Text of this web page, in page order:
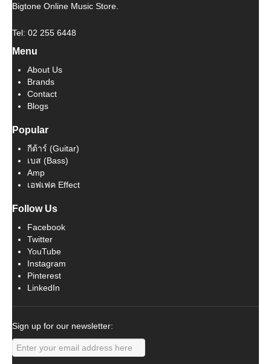
Bigtone Online Music Store.
Tel: 02 255 6448
Menu
About Us
Brands
Contact
Blogs
Popular
กีต้าร์ (Guitar)
เบส (Bass)
Amp
เอฟเฟค Effect
Follow Us
Facebook
Twitter
YouTube
Instagram
Pinterest
LinkedIn
Sign up for our newsletter: